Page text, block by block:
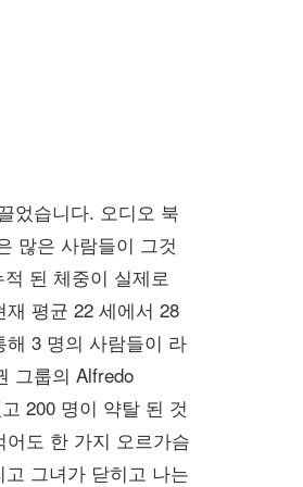
었습니다. 오디오 북
많은 사람들이 그것
된 체중이 실제로
평균 22 세에서 28
3 명의 사람들이 라
그룹의 Alfredo
200 명이 약탈 된 것
도 한 가지 오르가슴
그녀가 닫히고 나는